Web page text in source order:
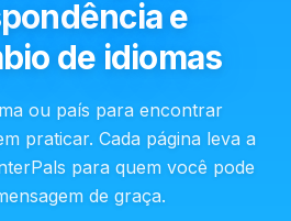
e
de idiomas
ou país para encontrar
praticar. Cada página leva a
para quem você pode
de graça.